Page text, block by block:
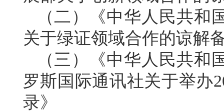
（二）《中华人民共
关于绿证领域合作的谅解
（三）《中华人民共
罗斯国际通讯社关于举办
录》